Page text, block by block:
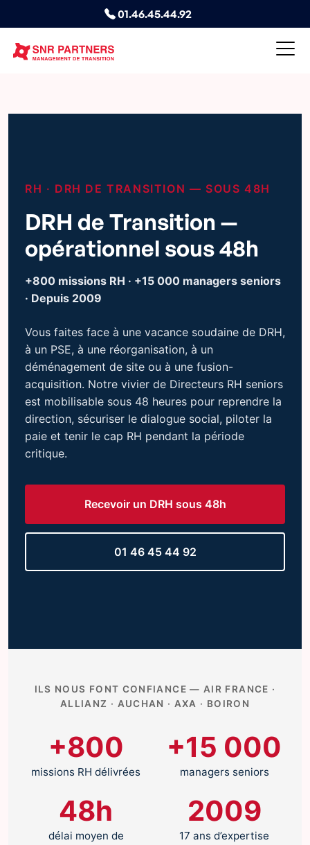
01.46.45.44.92
RH · DRH DE TRANSITION — SOUS 48H
DRH de Transition —
opérationnel sous 48h
+800 missions RH · +15 000 managers seniors
· Depuis 2009
Vous faites face à une vacance soudaine de DRH,
à un PSE, à une réorganisation, à un
déménagement de site ou à une fusion-
acquisition. Notre vivier de Directeurs RH seniors
est mobilisable sous 48 heures pour reprendre la
direction, sécuriser le dialogue social, piloter la
paie et tenir le cap RH pendant la période
critique.
Recevoir un DRH sous 48h
01 46 45 44 92
ILS NOUS FONT CONFIANCE — AIR FRANCE ·
ALLIANZ · AUCHAN · AXA · BOIRON
+800
missions RH délivrées
+15 000
managers seniors
48h
délai moyen de
2009
17 ans d’expertise